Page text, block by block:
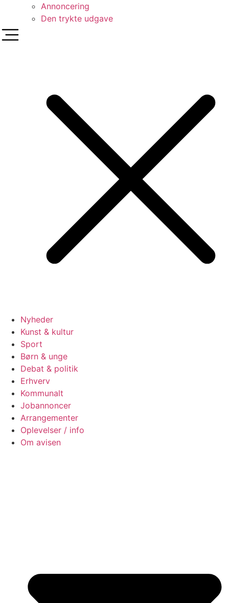
Annoncering
Den trykte udgave
Nyheder
Kunst & kultur
Sport
Børn & unge
Debat & politik
Erhverv
Kommunalt
Jobannoncer
Arrangementer
Oplevelser / info
Om avisen